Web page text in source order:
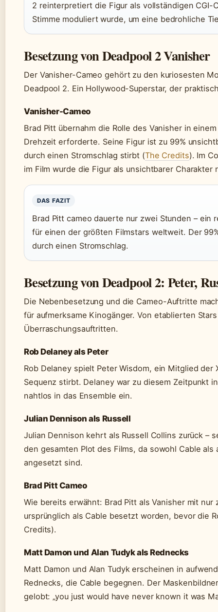
2 reinterpretiert die Figur als vollständigen CGI-
Stimme moduliert wurde, um eine bedrohliche
Besetzung von Deadpool 2 Vanisher
Der Vanisher-Cameo gehört zu den kuriosesten
Deadpool 2. Ein Hollywood-Superstar, der
Vanisher-Cameo
Brad Pitt übernahm die Rolle des Vanisher in
Drehzeit erforderte. Seine Figur ist zu 99%
durch einen Stromschlag stirbt (The Credits). Im
im Film wurde die Figur als unsichtbarer
DAS FAZIT
Brad Pitt cameo dauerte nur zwei Stunden – ein
für einen der größten Filmstars weltweit. Der
durch einen Stromschlag.
Besetzung von Deadpool 2: Peter,
Die Nebenbesetzung und die Cameo-Auftritte
für aufmerksame Kinogänger. Von etablierten
Überraschungsauftritten.
Rob Delaney als Peter
Rob Delaney spielt Peter Wisdom, ein Mitglied der
Sequenz stirbt. Delaney war zu diesem Zeitpunkt
nahtlos in das Ensemble ein.
Julian Dennison als Russell
Julian Dennison kehrt als Russell Collins zurück –
den gesamten Plot des Films, da sowohl Cable als
angesetzt sind.
Brad Pitt Cameo
Wie bereits erwähnt: Brad Pitt als Vanisher mit nur
ursprünglich als Cable besetzt worden, bevor die
Credits).
Matt Damon und Alan Tudyk als Rednecks
Matt Damon und Alan Tudyk erscheinen in
Rednecks, die Cable begegnen. Der
gelobt: „you just would have never known it was